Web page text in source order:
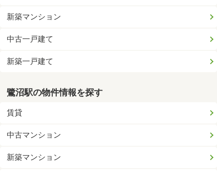
新築マンション
中古一戸建て
新築一戸建て
鷺沼駅の物件情報を探す
賃貸
中古マンション
新築マンション